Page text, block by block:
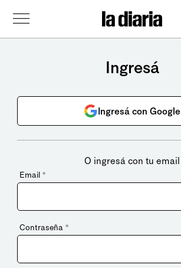
Ingresá
Ingresá con Google
O ingresá con tu email
Email *
Contraseña *